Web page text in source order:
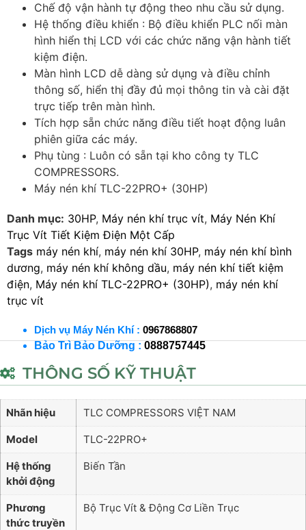
Chế độ vận hành tự động theo nhu cầu sử dụng.
Hệ thống điều khiển : Bộ điều khiển PLC nối màn
hình hiển thị LCD với các chức năng vận hành tiết
kiệm điện.
Màn hình LCD dễ dàng sử dụng và điều chỉnh
thông số, hiển thị đầy đủ mọi thông tin và cài đặt
trực tiếp trên màn hình.
Tích hợp sẵn chức năng điều tiết hoạt động luân
phiên giữa các máy.
Phụ tùng : Luôn có sẵn tại kho công ty TLC
COMPRESSORS.
Máy nén khí TLC-22PRO+ (30HP)
Danh mục: 30HP, Máy nén khí trục vít, Máy Nén Khí
Trục Vít Tiết Kiệm Điện Một Cấp
Tags máy nén khí, máy nén khí 30HP, máy nén khí bình
dương, máy nén khí không dầu, máy nén khí tiết kiệm
điện, Máy nén khí TLC-22PRO+ (30HP), máy nén khí
trục vít
Dịch vụ Máy Nén Khí : 0967868807
Bảo Trì Bảo Dưỡng : 0888757445
THÔNG SỐ KỸ THUẬT
Nhãn hiệu TLC COMPRESSORS VIỆT NAM
Model TLC-22PRO+
Hệ thống
khởi động
Biến Tần
Phương
thức truyền
Bộ Trục Vít & Động Cơ Liền Trục